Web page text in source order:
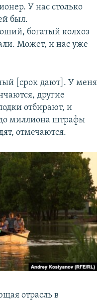
У нас столько
был.
богатый колхоз
Может, и нас уже
[срок дают]. У меня
другие
отбирают, и
миллиона штрафы
отмечаются.
отрасль в